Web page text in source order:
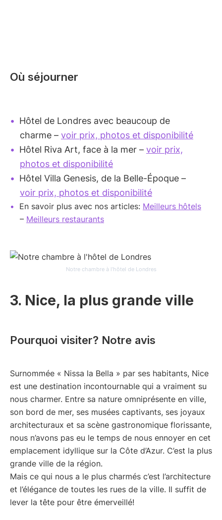
Où séjourner
Hôtel de Londres avec beaucoup de
charme – voir prix, photos et disponibilité
Hôtel Riva Art, face à la mer – voir prix,
photos et disponibilité
Hôtel Villa Genesis, de la Belle-Époque –
voir prix, photos et disponibilité
En savoir plus avec nos articles: Meilleurs hôtels
– Meilleurs restaurants
Notre chambre à l’hôtel de Londres
3. Nice, la plus grande ville
Pourquoi visiter? Notre avis
Surnommée « Nissa la Bella » par ses habitants, Nice
est une destination incontournable qui a vraiment su
nous charmer. Entre sa nature omniprésente en ville,
son bord de mer, ses musées captivants, ses joyaux
architecturaux et sa scène gastronomique florissante,
nous n’avons pas eu le temps de nous ennoyer en cet
emplacement idyllique sur la Côte d’Azur. C’est la plus
grande ville de la région.
Mais ce qui nous a le plus charmés c’est l’architecture
et l’élégance de toutes les rues de la ville. Il suffit de
lever la tête pour être émerveillé!